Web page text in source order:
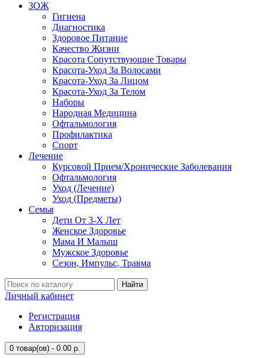
ЗОЖ
Гигиена
Диагностика
Здоровое Питание
Качество Жизни
Красота Сопутствующие Товары
Красота-Уход За Волосами
Красота-Уход За Лицом
Красота-Уход За Телом
Наборы
Народная Медицина
Офтальмология
Профилактика
Спорт
Лечение
Курсовой Прием/Хронические Заболевания
Офтальмология
Уход (Лечение)
Уход (Предметы)
Семья
Дети От 3-Х Лет
Женское Здоровье
Мама И Малыш
Мужское Здоровье
Сезон, Импульс, Травма
Найти
Личный кабинет
Регистрация
Авторизация
0 товар(ов) - 0.00 р.